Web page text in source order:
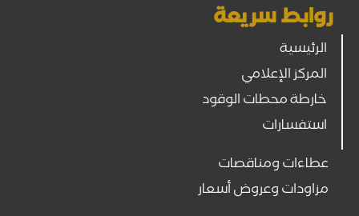
روابط سريعة
الرئيسية
المركز الإعلامي
خارطة محطات الوقود
استفسارات
عطاءات ومناقصات
مزاودات وعروض أسعار